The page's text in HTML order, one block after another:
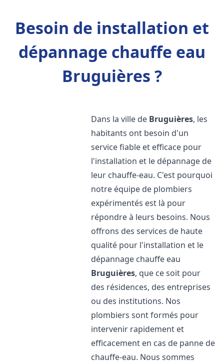
Besoin de installation et
dépannage chauffe eau
Bruguières ?
Dans la ville de Bruguières, les
habitants ont besoin d'un
service fiable et efficace pour
l'installation et le dépannage de
leur chauffe-eau. C'est pourquoi
notre équipe de plombiers
expérimentés est là pour
répondre à leurs besoins. Nous
offrons des services de haute
qualité pour l'installation et le
dépannage chauffe eau
Bruguières, que ce soit pour
des résidences, des entreprises
ou des institutions. Nos
plombiers sont formés pour
intervenir rapidement et
efficacement en cas de panne de
chauffe-eau. Nous sommes